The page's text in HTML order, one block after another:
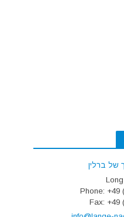
של ברלין
Phone: +49
Fax: +49